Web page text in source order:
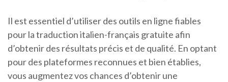
Il est essentiel d’utiliser des outils en ligne fiables
pour la traduction italien-français gratuite afin
d’obtenir des résultats précis et de qualité. En optant
pour des plateformes reconnues et bien établies,
vous augmentez vos chances d’obtenir une